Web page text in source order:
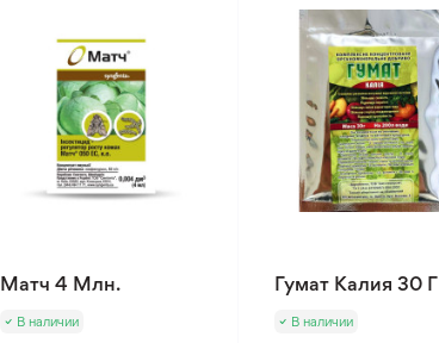
Матч 4 Млн.
В наличии
Гумат Калия 30 Г
В наличии